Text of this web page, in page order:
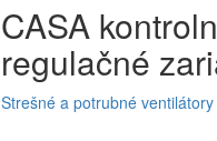
CASA
regulačné
Strešné a potrubné ventilátory